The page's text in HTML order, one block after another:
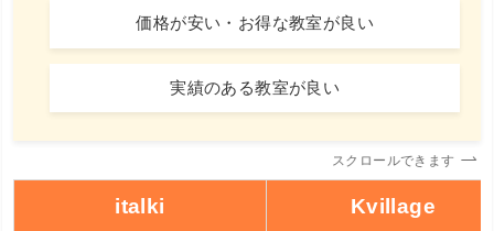
価格が安い・お得な教室が良い
実績のある教室が良い
スクロールできます
italki Kvillage